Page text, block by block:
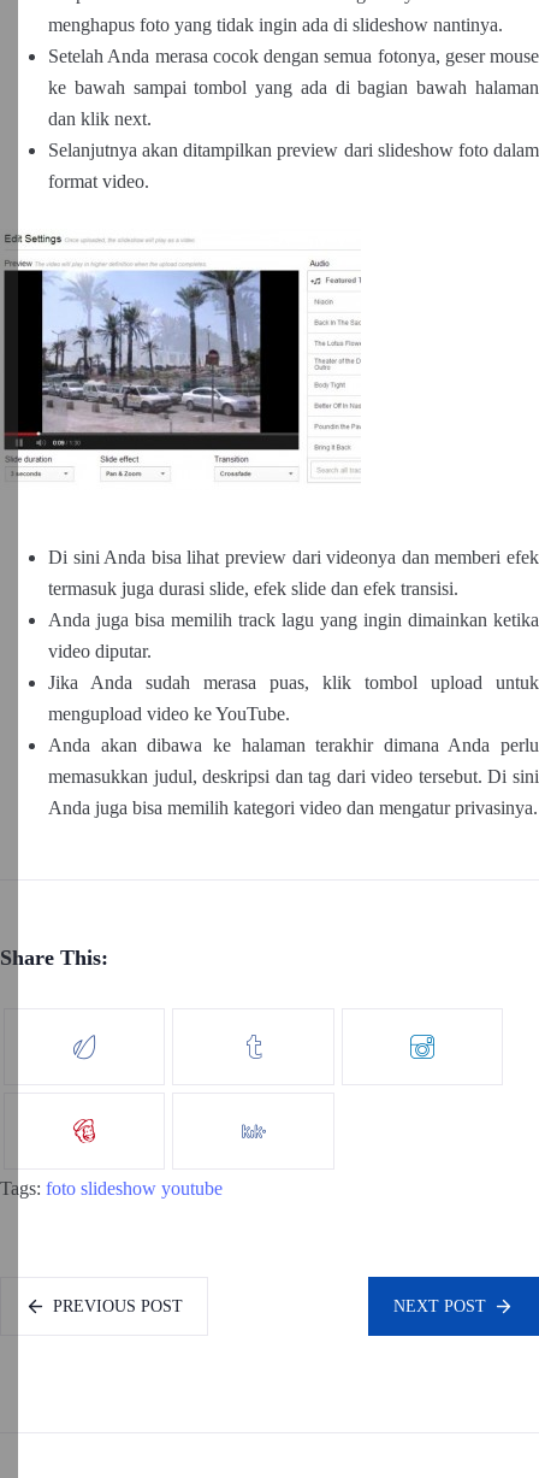
menghapus foto yang tidak ingin ada di slideshow nantinya.
Setelah Anda merasa cocok dengan semua fotonya, geser mouse
ke bawah sampai tombol yang ada di bagian bawah halaman
dan klik next.
Selanjutnya akan ditampilkan preview dari slideshow foto dalam
format video.
Di sini Anda bisa lihat preview dari videonya dan memberi efek
termasuk juga durasi slide, efek slide dan efek transisi.
Anda juga bisa memilih track lagu yang ingin dimainkan ketika
video diputar.
Jika Anda sudah merasa puas, klik tombol upload untuk
mengupload video ke YouTube.
Anda akan dibawa ke halaman terakhir dimana Anda perlu
memasukkan judul, deskripsi dan tag dari video tersebut. Di sini
Anda juga bisa memilih kategori video dan mengatur privasinya.
Share This:
Tags: foto slideshow youtube
PREVIOUS POST NEXT POST